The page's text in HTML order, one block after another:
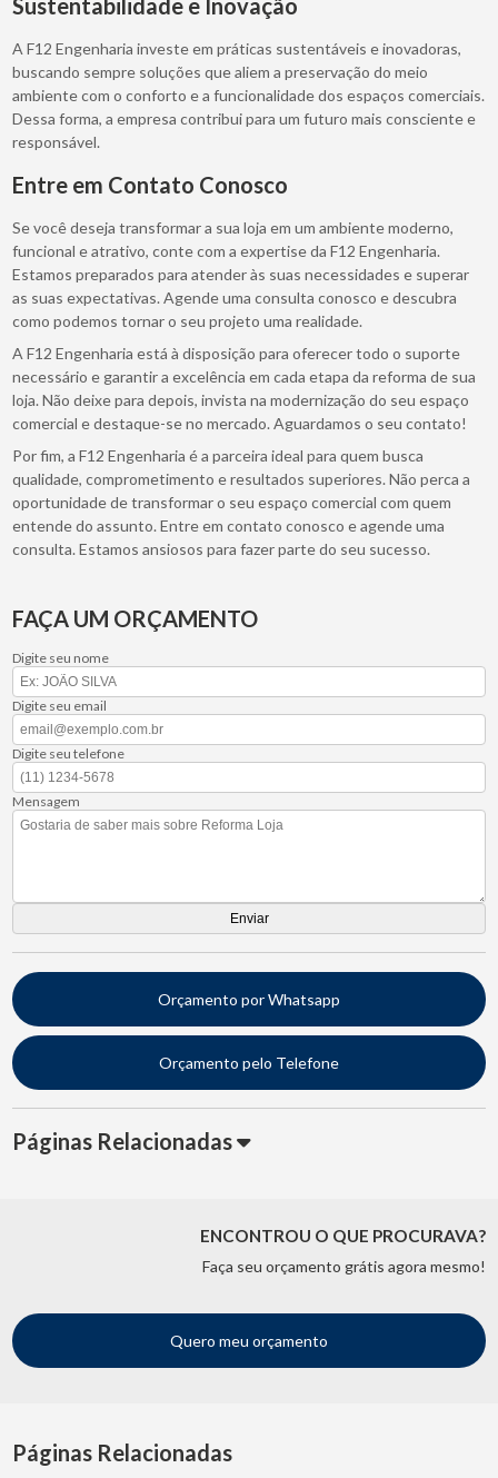
Sustentabilidade e Inovação
A F12 Engenharia investe em práticas sustentáveis e inovadoras,
buscando sempre soluções que aliem a preservação do meio
ambiente com o conforto e a funcionalidade dos espaços comerciais.
Dessa forma, a empresa contribui para um futuro mais consciente e
responsável.
Entre em Contato Conosco
Se você deseja transformar a sua loja em um ambiente moderno,
funcional e atrativo, conte com a expertise da F12 Engenharia.
Estamos preparados para atender às suas necessidades e superar
as suas expectativas. Agende uma consulta conosco e descubra
como podemos tornar o seu projeto uma realidade.
A F12 Engenharia está à disposição para oferecer todo o suporte
necessário e garantir a excelência em cada etapa da reforma de sua
loja. Não deixe para depois, invista na modernização do seu espaço
comercial e destaque-se no mercado. Aguardamos o seu contato!
Por fim, a F12 Engenharia é a parceira ideal para quem busca
qualidade, comprometimento e resultados superiores. Não perca a
oportunidade de transformar o seu espaço comercial com quem
entende do assunto. Entre em contato conosco e agende uma
consulta. Estamos ansiosos para fazer parte do seu sucesso.
FAÇA UM ORÇAMENTO
Digite seu nome
Digite seu email
Digite seu telefone
Mensagem
Orçamento por Whatsapp
Orçamento pelo Telefone
Páginas Relacionadas
ENCONTROU O QUE PROCURAVA?
Faça seu orçamento grátis agora mesmo!
Quero meu orçamento
Páginas Relacionadas